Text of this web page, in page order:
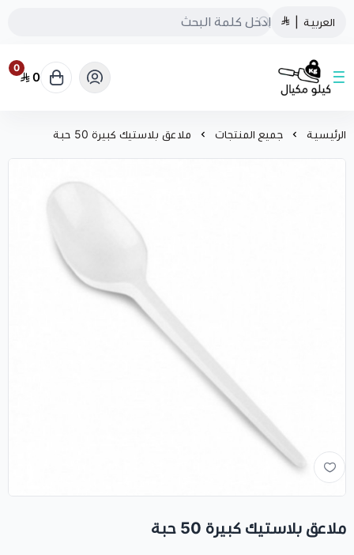
العربية
كيلو مكيال
0
0
الرئيسية جميع المنتجات ملاعق بلاستيك كبيرة 50 حبة
ملاعق بلاستيك كبيرة 50 حبة